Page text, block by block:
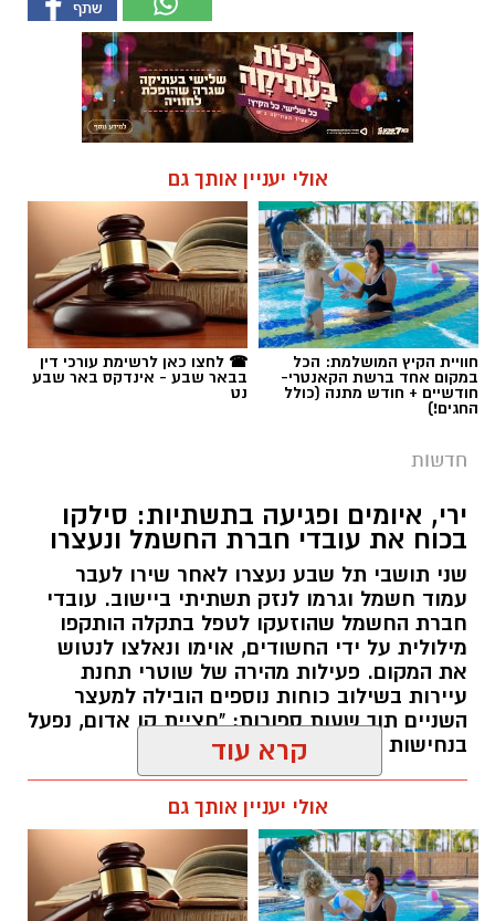
אולי יעניין אותך גם
חוויית הקיץ המושלמת: הכל
במקום אחד ברשת הקאנטרי-
חודשיים + חודש מתנה (כולל
החגים!)
☎ לחצו כאן לרשימת עורכי דין
בבאר שבע - אינדקס באר שבע
נט
חדשות
ירי, איומים ופגיעה בתשתיות: סילקו
שני תושבי תל שבע נעצרו לאחר שירו לעבר
חברת החשמל שהוזעקו לטפל בתקלה הותקפו
מילולית על ידי החשודים, אוימו ונאלצו לנטוש
את המקום. פעילות מהירה של שוטרי תחנת
עיירות בשילוב כוחות נוספים הובילה למעצר
השניים תוך שעות ספורות: "חציית קו אדום, נפעל
בנחישות נגד מי שינסה להטיל מורא".
רותם שרון / 13:30 06.08.26
תגים:חברת חשמל, תל שבע
קרא עוד
אולי יעניין אותך גם
חוויית הקיץ המושלמת: הכל
במקום אחד ברשת הקאנטרי-
חודשיים + חודש מתנה (כולל
☎ לחצו כאן לרשימת עורכי דין
בבאר שבע - אינדקס באר שבע
נט